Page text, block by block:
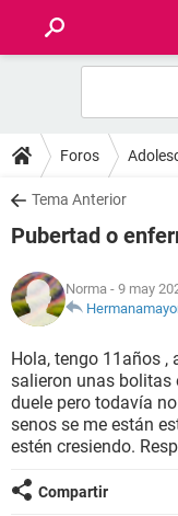
FOROS
SALUD
NUTRICIÓN
BIENESTAR
SEXUALIDAD
GLOSARIO
Foros
Tema Anterior
Pubertad o
Norma - 9 may
Hola, tengo 11años
salieron unas bolitas
duele pero todavía
senos se me están
estén cresiendo.
Compartir